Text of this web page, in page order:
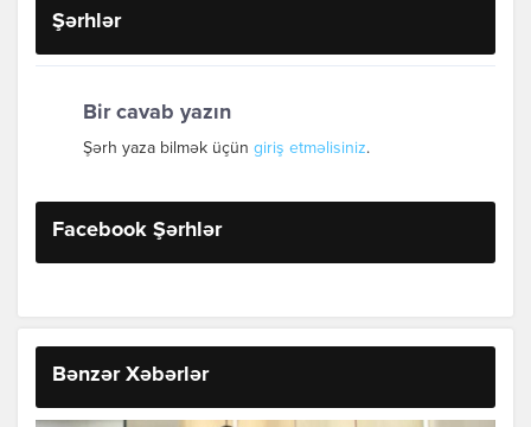
Şərhlər
Bir cavab yazın
Şərh yaza bilmək üçün giriş etməlisiniz.
Facebook Şərhlər
Bənzər Xəbərlər